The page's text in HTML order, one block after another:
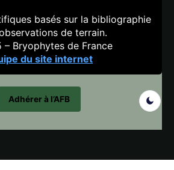
basés sur la bibliographie
de terrain.
Bryophytes de France
du site internet
Adhérer à l’AFB
Search